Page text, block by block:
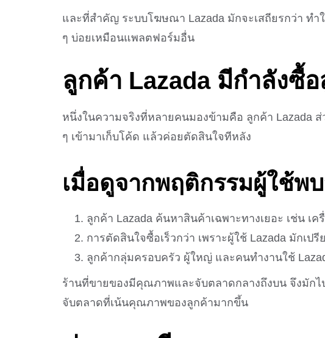
และที่สำคัญ ระบบโฆษณา Lazada มักจะเสถียรกว่า ทำ
ๆ บ่อยเหมือนแพลตฟอร์มอื่น
ลูกค้า Lazada มีกำลังซื้
หนึ่งในความจริงที่หลายคนมองข้ามคือ ลูกค้า Lazada
ๆ เข้ามาเก็บโค้ด แล้วค่อยตัดสินใจทีหลัง
เมื่อดูจากพฤติกรรมผู้ใช้พ
ลูกค้า Lazada ค้นหาสินค้าเฉพาะทางเยอะ เช่น
การตัดสินใจซื้อเร็วกว่า เพราะผู้ใช้ Lazada มักเป
ลูกค้ากลุ่มครอบครัว ผู้ใหญ่ และคนทำงานใช้
ร้านที่ขายของมีคุณภาพและจับตลาดกลางถึงบน จึงมัก
จับตลาดที่เน้นคุณภาพของลูกค้ามากขึ้น